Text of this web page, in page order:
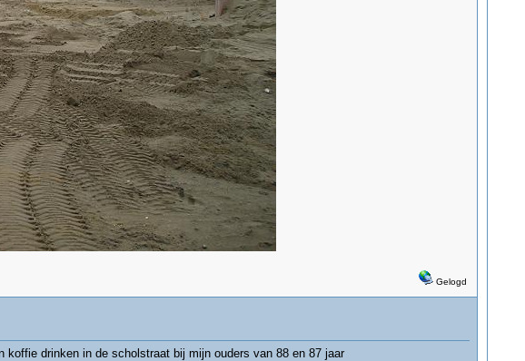
Gelogd
drinken in de scholstraat bij mijn ouders van 88 en 87 jaar